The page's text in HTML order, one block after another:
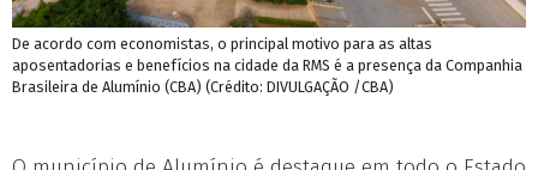
De acordo com economistas, o principal motivo para as altas
aposentadorias e benefícios na cidade da RMS é a presença da Companhia
Brasileira de Alumínio (CBA) (Crédito: DIVULGAÇÃO /CBA)